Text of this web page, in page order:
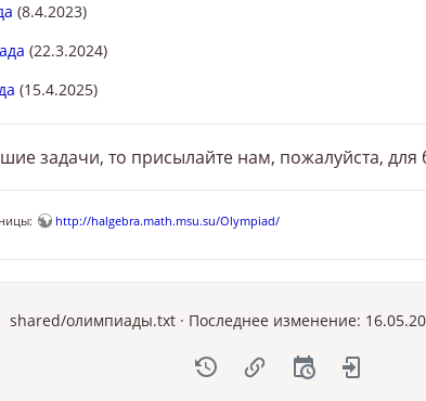
(8.4.2023)
(22.3.2024)
(15.4.2025)
задачи, то присылайте нам, пожалуйста,
http://halgebra.math.msu.su/Olympiad/
shared/олимпиады.txt · Последнее изменение: